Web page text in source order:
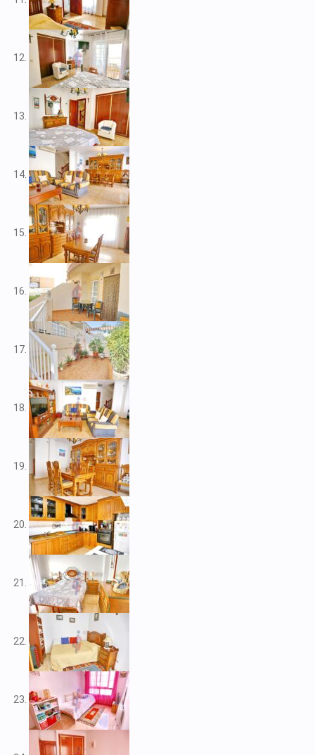
V2165
V2172
V2177
V2178
V2183
V2187
V2192
V2199
V2208
V2209
V2212
V2217
V2221
V2222
V2223
V2224
V2226
V2228
V2230
V2232
V2235
V2239
V2240
V2241
V2243
V2246
V2248
V2253
V2255
V2256
V2257
V2258
V2262
V2265
V2267
V2268
V2269
V2272
V2273
V2276
V2284
V2291
V2301
V2303
V2304
V2308
V2309
V2313
V2314
V2316
V2317
V2320
V2322
V2325
V2333
V2334
V2341
V2345